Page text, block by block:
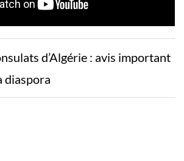
d’Algérie : avis important
diaspora